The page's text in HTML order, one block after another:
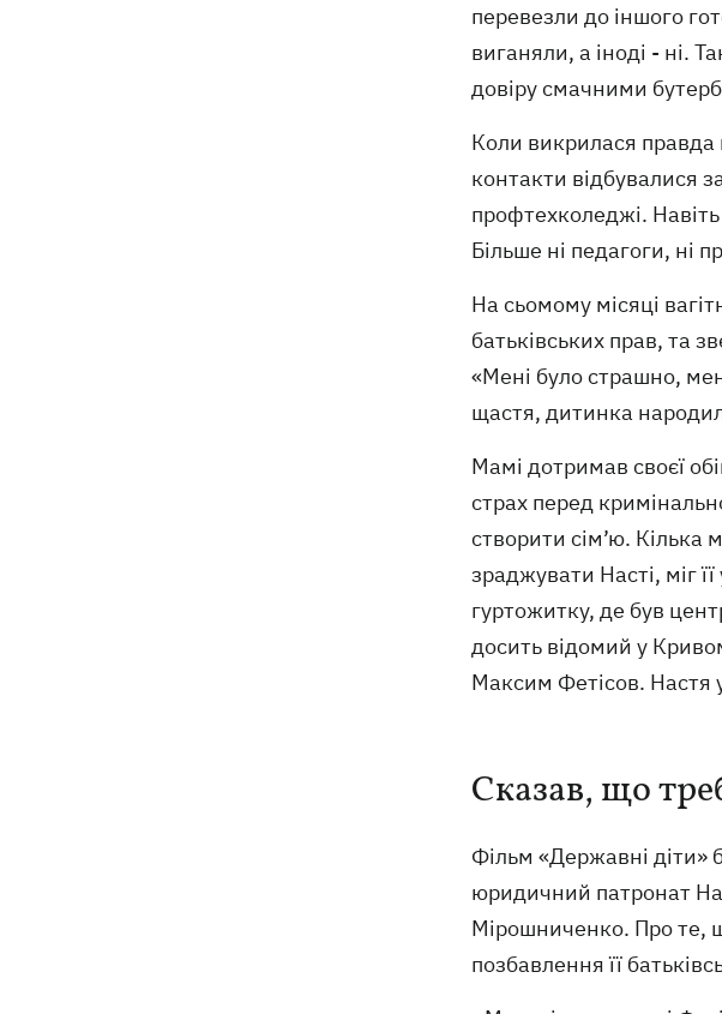
перевезли до іншого
виганяли, а іноді - ні.
довіру смачними
Коли викрилася правда
контакти відбувалися
профтехколеджі.
Більше ні педагоги, ні
На сьомому місяці
батьківських прав, та
«Мені було страшно,
щастя, дитинка
Мамі дотримав своєї
страх перед
створити сім’ю. Кілька
зраджувати Насті, міг
гуртожитку, де був
досить відомий у
Максим Фетісов. Настя
Сказав, що
Фільм «Державні діти»
юридичний патронат
Мірошниченко. Про те,
позбавлення її